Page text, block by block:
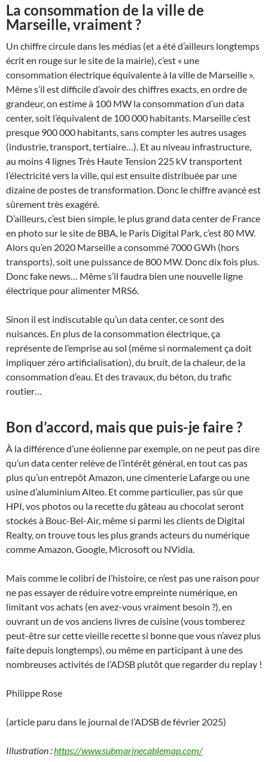
La consommation de la ville de
Marseille, vraiment ?
Un chiffre circule dans les médias (et a été d’ailleurs longtemps
écrit en rouge sur le site de la mairie), c’est « une
consommation électrique équivalente à la ville de Marseille ».
Même s’il est difficile d’avoir des chiffres exacts, en ordre de
grandeur, on estime à 100 MW la consommation d’un data
center, soit l’équivalent de 100 000 habitants. Marseille c’est
presque 900 000 habitants, sans compter les autres usages
(industrie, transport, tertiaire…). Et au niveau infrastructure,
au moins 4 lignes Très Haute Tension 225 kV transportent
l’électricité vers la ville, qui est ensuite distribuée par une
dizaine de postes de transformation. Donc le chiffre avancé est
sûrement très exagéré.
D’ailleurs, c’est bien simple, le plus grand data center de France
en photo sur le site de BBA, le Paris Digital Park, c’est 80 MW.
Alors qu’en 2020 Marseille a consommé 7000 GWh (hors
transports), soit une puissance de 800 MW. Donc dix fois plus.
Donc fake news… Même s’il faudra bien une nouvelle ligne
électrique pour alimenter MRS6.
Sinon il est indiscutable qu’un data center, ce sont des
nuisances. En plus de la consommation électrique, ça
représente de l’emprise au sol (même si normalement ça doit
impliquer zéro artificialisation), du bruit, de la chaleur, de la
consommation d’eau. Et des travaux, du béton, du trafic
routier…
Bon d’accord, mais que puis-je faire ?
À la différence d’une éolienne par exemple, on ne peut pas dire
qu’un data center relève de l’intérêt général, en tout cas pas
plus qu’un entrepôt Amazon, une cimenterie Lafarge ou une
usine d’aluminium Alteo. Et comme particulier, pas sûr que
HPI, vos photos ou la recette du gâteau au chocolat seront
stockés à Bouc-Bel-Air, même si parmi les clients de Digital
Realty, on trouve tous les plus grands acteurs du numérique
comme Amazon, Google, Microsoft ou NVidia.
Mais comme le colibri de l’histoire, ce n’est pas une raison pour
ne pas essayer de réduire votre empreinte numérique, en
limitant vos achats (en avez-vous vraiment besoin ?), en
ouvrant un de vos anciens livres de cuisine (vous tomberez
peut-être sur cette vieille recette si bonne que vous n’avez plus
faite depuis longtemps), ou même en participant à une des
nombreuses activités de l’ADSB plutôt que regarder du replay !
Philippe Rose
(article paru dans le journal de l’ADSB de février 2025)
Illustration :https://www.submarinecablemap.com/